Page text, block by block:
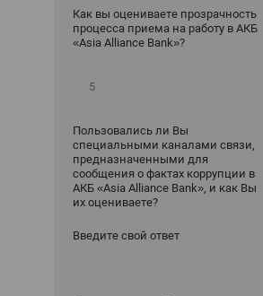
Как вы оцениваете прозрачность
процесса приема на работу в АКБ
«Asia Alliance Bank»?
Пользовались ли Вы
специальными каналами связи,
предназначенными для
сообщения о фактах коррупции в
АКБ «Asia Alliance Bank», и как Вы
их оцениваете?
Введите свой ответ